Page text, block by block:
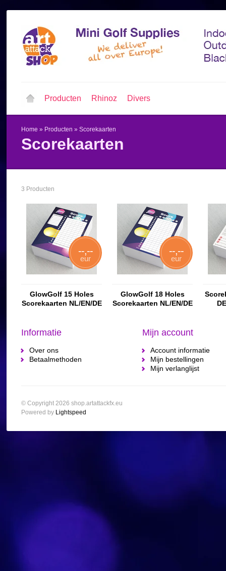
Producten Rhinoz Divers
Home » Producten » Scorekaarten
Scorekaarten
3 Producten
--,--
eur
GlowGolf 15 Holes
Scorekaarten NL/EN/DE
--,--
eur
GlowGolf 18 Holes
Scorekaarten NL/EN/DE
Informatie
Over ons
Betaalmethoden
Mijn account
Account informatie
Mijn bestellingen
Mijn verlanglijst
© Copyright 2026 shop.artattackfx.eu
Powered by Lightspeed